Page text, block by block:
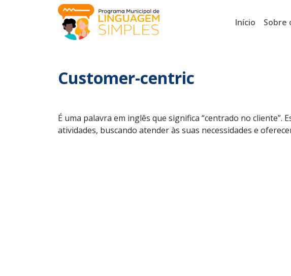
Início Sobre
Customer-centric
É uma palavra em inglês que significa “centrado no
atividades, buscando atender às suas necessidades e